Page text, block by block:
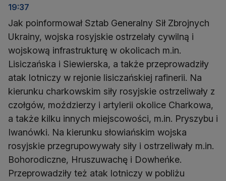
19:37
Jak poinformował Sztab Generalny Sił Zbrojnych
Ukrainy, wojska rosyjskie ostrzelały cywilną i
wojskową infrastrukturę w okolicach m.in.
Lisiczańska i Siewierska, a także przeprowadziły
atak lotniczy w rejonie lisiczańskiej rafinerii. Na
kierunku charkowskim siły rosyjskie ostrzeliwały z
czołgów, moździerzy i artylerii okolice Charkowa,
a także kilku innych miejscowości, m.in. Pryszybu i
Iwanówki. Na kierunku słowiańskim wojska
rosyjskie przegrupowywały siły i ostrzeliwały m.in.
Bohorodiczne, Hruszuwachę i Dowheńke.
Przeprowadziły też atak lotniczy w pobliżu